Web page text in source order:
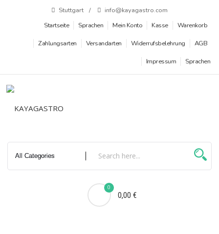
Stuttgart
info@kayagastro.com
Startseite
Sprachen Mein Konto Kasse Warenkorb
Zahlungsarten Versandarten Widerrufsbelehrung AGB
Impressum Sprachen
0
0,00 €